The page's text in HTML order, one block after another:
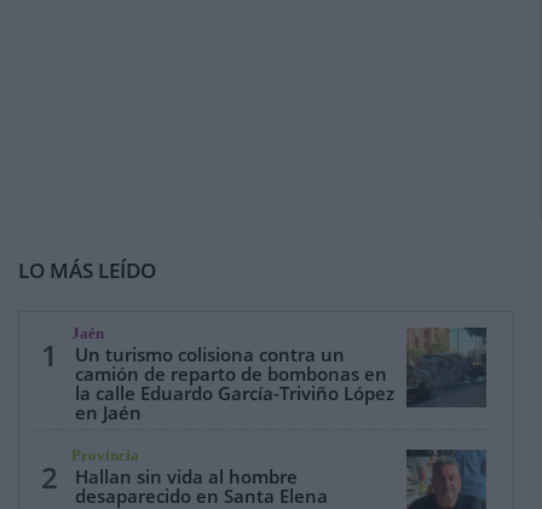
LO MÁS LEÍDO
1
Jaén
Un turismo colisiona contra un
camión de reparto de bombonas en
la calle Eduardo García-Triviño López
en Jaén
2
Provincia
Hallan sin vida al hombre
desaparecido en Santa Elena